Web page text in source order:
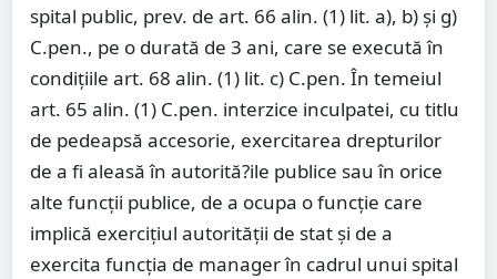
spital public, prev. de art. 66 alin. (1) lit. a), b) şi g)
C.pen., pe o durată de 3 ani, care se execută în
condiţiile art. 68 alin. (1) lit. c) C.pen. În temeiul
art. 65 alin. (1) C.pen. interzice inculpatei, cu titlu
de pedeapsă accesorie, exercitarea drepturilor
de a fi aleasă în autorită?ile publice sau în orice
alte funcții publice, de a ocupa o funcție care
implică exercițiul autorității de stat şi de a
exercita funcţia de manager în cadrul unui spital